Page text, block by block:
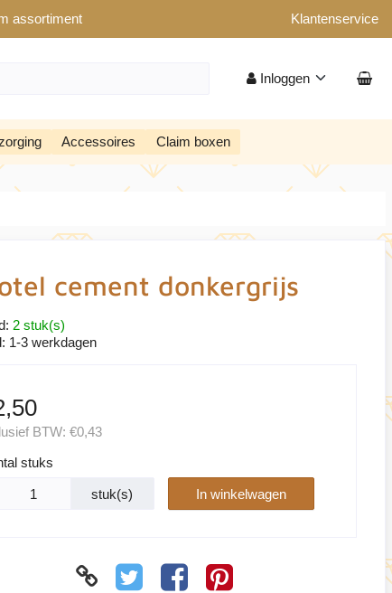
assortiment Klantenservice
Inloggen
Accessoires Claim boxen
cement donkergrijs
2 stuk(s)
1-3 werkdagen
BTW: €0,43
stuks
stuk(s) In winkelwagen